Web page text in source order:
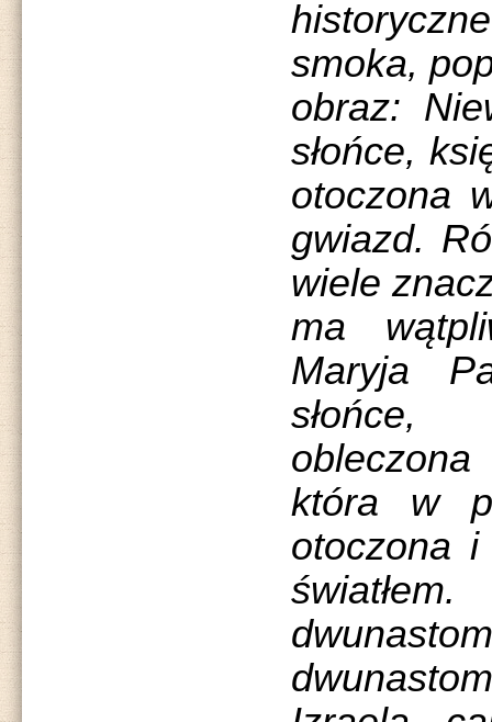
smoka,
obraz:
słońce,
otoczona
gwiazd.
wiele
ma
Maryja
słońce,
która w
otoczona